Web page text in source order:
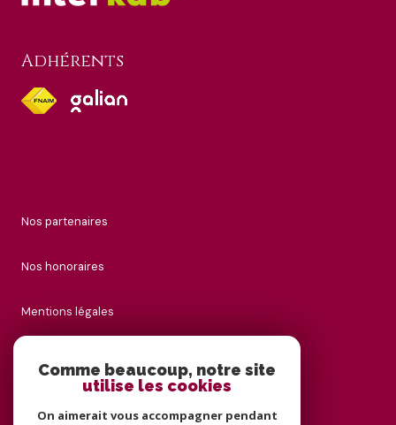
Adhérents
nos partenaires
nos honoraires
mentions légales
Comme beaucoup, notre site
utilise les cookies
On aimerait vous accompagner pendant